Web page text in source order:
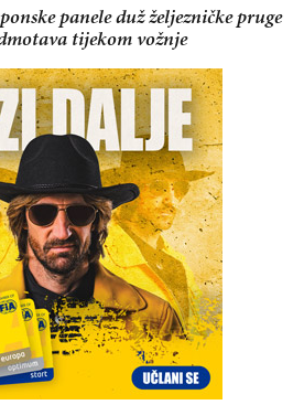
panele duž željezničke pruge
tijekom vožnje